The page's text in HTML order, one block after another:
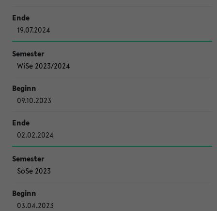
19.07.2024
WiSe 2023/2024
09.10.2023
02.02.2024
SoSe 2023
03.04.2023